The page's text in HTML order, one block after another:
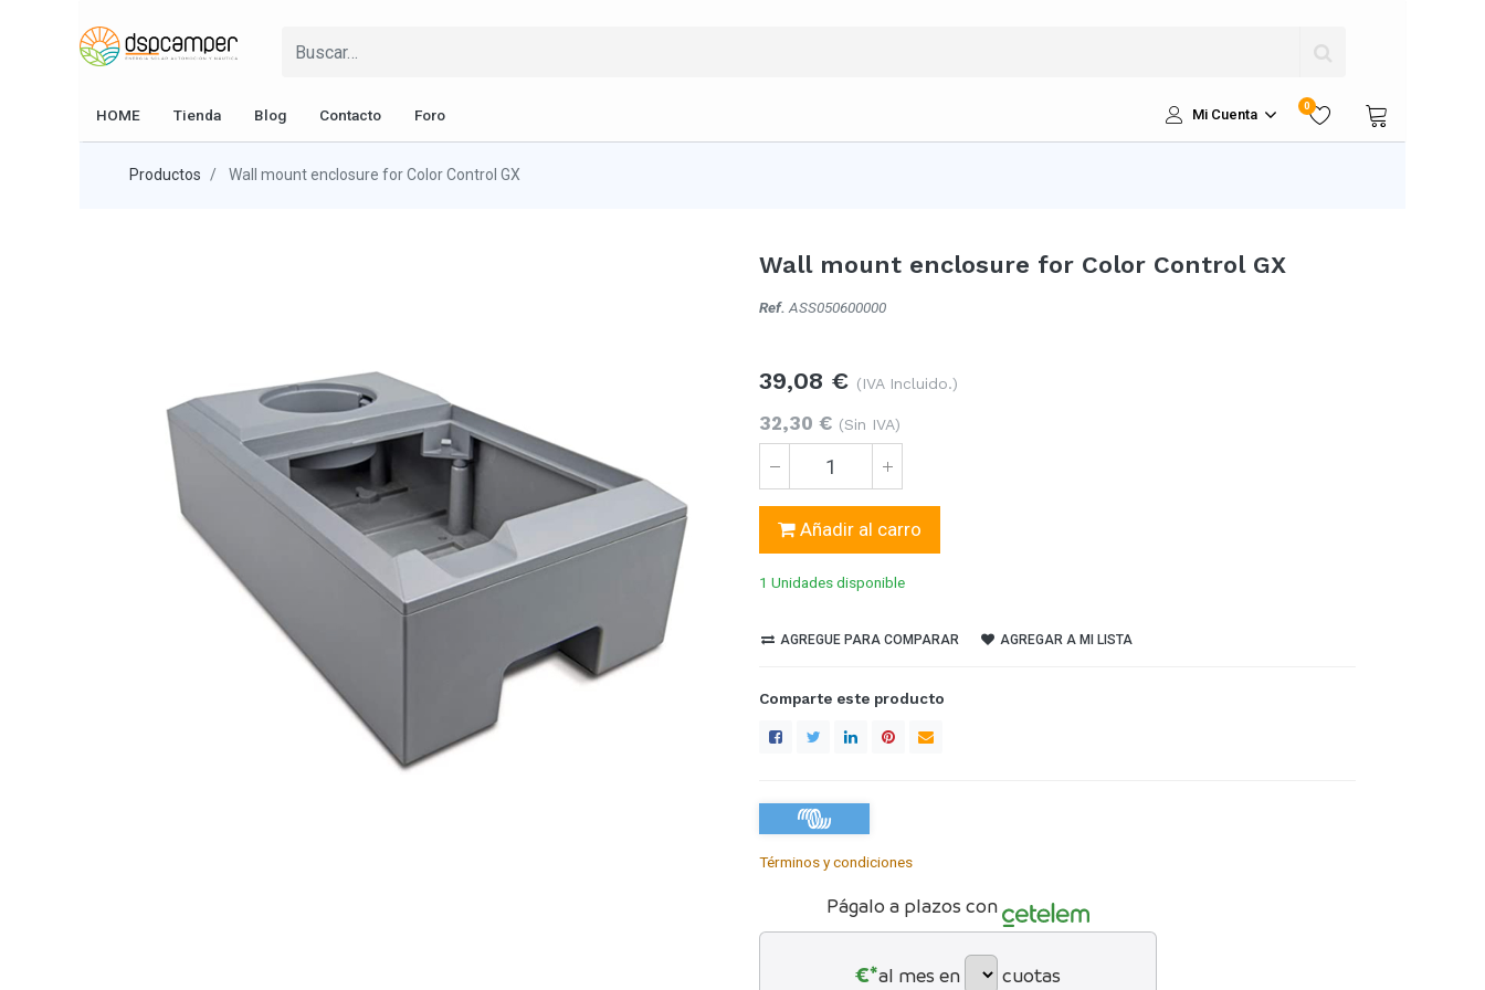
HOME Tienda Blog Contacto Foro Mi Cuenta
0
Productos Wall mount enclosure for Color Control GX
Wall mount enclosure for Color Control GX
Ref. ASS050600000
39,08 € (IVA Incluido.)
32,30 € (Sin IVA)
Añadir al carro
1 Unidadesdisponible
AGREGUE PARA COMPARAR AGREGAR A MI LISTA
Comparte este producto
Términos y condiciones
Págalo a plazos con
€*al mes en cuotas